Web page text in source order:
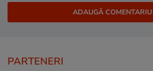
PARTENERI